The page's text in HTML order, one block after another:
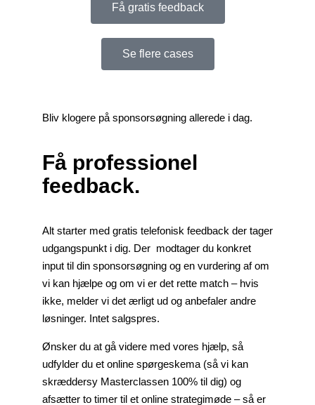
Få gratis feedback
Se flere cases
Bliv klogere på sponsorsøgning allerede i dag.
Få professionel
feedback.
Alt starter med gratis telefonisk feedback der tager
udgangspunkt i dig. Der modtager du konkret
input til din sponsorsøgning og en vurdering af om
vi kan hjælpe og om vi er det rette match – hvis
ikke, melder vi det ærligt ud og anbefaler andre
løsninger. Intet salgspres.
Ønsker du at gå videre med vores hjælp, så
udfylder du et online spørgeskema (så vi kan
skræddersy Masterclassen 100% til dig) og
afsætter to timer til et online strategimøde – så er